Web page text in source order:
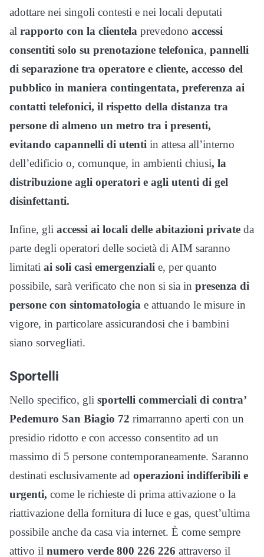
adottare nei singoli contesti e nei locali deputati
al rapporto con la clientela prevedono accessi
consentiti solo su prenotazione telefonica, pannelli
di separazione tra operatore e cliente, accesso del
pubblico in maniera contingentata, preferenza ai
contatti telefonici, il rispetto della distanza tra
persone di almeno un metro tra i presenti,
evitando capannelli di utenti in attesa all’interno
dell’edificio o, comunque, in ambienti chiusi, la
distribuzione agli operatori e agli utenti di gel
disinfettanti.
Infine, gli accessi ai locali delle abitazioni private da
parte degli operatori delle società di AIM saranno
limitati ai soli casi emergenziali e, per quanto
possibile, sarà verificato che non si sia in presenza di
persone con sintomatologia e attuando le misure in
vigore, in particolare assicurandosi che i bambini
siano sorvegliati.
Sportelli
Nello specifico, gli sportelli commerciali di contra’
Pedemuro San Biagio 72 rimarranno aperti con un
presidio ridotto e con accesso consentito ad un
massimo di 5 persone contemporaneamente. Saranno
destinati esclusivamente ad operazioni indifferibili e
urgenti, come le richieste di prima attivazione o la
riattivazione della fornitura di luce e gas, quest’ultima
possibile anche da casa via internet. È come sempre
attivo il numero verde 800 226 226 attraverso il